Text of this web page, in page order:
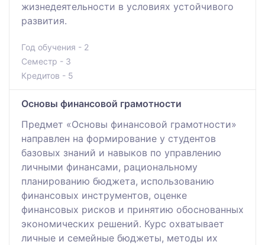
жизнедеятельности в условиях устойчивого
развития.
Год обучения - 2
Семестр - 3
Кредитов - 5
Основы финансовой грамотности
Предмет «Основы финансовой грамотности»
направлен на формирование у студентов
базовых знаний и навыков по управлению
личными финансами, рациональному
планированию бюджета, использованию
финансовых инструментов, оценке
финансовых рисков и принятию обоснованных
экономических решений. Курс охватывает
личные и семейные бюджеты, методы их